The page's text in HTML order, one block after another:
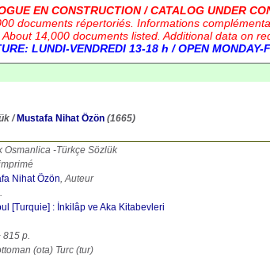
EN CONSTRUCTION / CATALOG UNDER
documents répertoriés. Informations
About 14,000 documents listed. Additional data on
LUNDI-VENDREDI 13-18 h / OPEN MONDAY-
/ Mustafa Nihat Özön(1665)
Osmanlica -Türkçe Sözlük
Nihat Özön, Auteur
[Turquie] : İnkilâp ve Aka Kitabevleri
815 p.
(ota) Turc (tur)